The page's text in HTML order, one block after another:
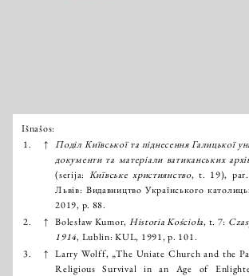
Išnašos:
Išnašos:
1. ↑ Поділ Київської та піднесення Галицької
документи та матеріали ватиканських
(serija: Київське християнство, t. 19), par.
Львів: Видавництво Українського
2019, p. 88.
2.
↑ Bolesław Kumor, Historia Kościoła, t. 7:
1914, Lublin: KUL, 1991, p. 101.
3.
↑ Larry Wolff, „The Uniate Church and the
Religious Survival in an Age of